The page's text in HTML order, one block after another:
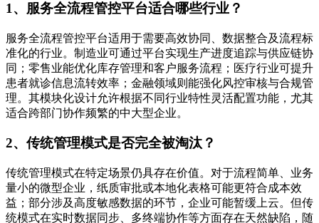
1、服务全流程管控平台适合哪些行业？
服务全流程管控平台适用于需要高效协同、数据整合及流程标
准化的行业。制造业可通过平台实现生产进度追踪与供应链协
同；零售业能优化库存管理和客户服务流程；医疗行业可提升
患者就诊信息流转效率；金融领域则能强化风控审核与合规管
理。其模块化设计允许根据不同行业特性灵活配置功能，尤其
适合跨部门协作频繁的中大型企业。
2、传统管理模式是否完全被淘汰？
传统管理模式在特定场景仍具存在价值。对于流程简单、业务
量小的微型企业，纸质审批或本地化表格可能更符合成本效
益；部分涉及高度敏感数据的环节，企业可能暂缓上云。但传
统模式在实时数据同步、多终端协作等方面存在天然缺陷，随